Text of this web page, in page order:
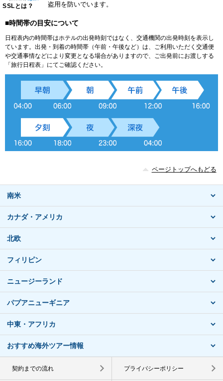
SSLとは？
盗用を防いでいます。
■時間帯の目安について
日程表内の時間帯はホテルの出発時刻ではなく、交通機関の出発時刻を表示し
ています。出発・到着の時間帯（午前・午後など）は、ご利用いただく交通便
や交通事情などにより変更となる場合がありますので、ご出発前にお渡しする
「旅行日程表」にてご確認ください。
ページトップへもどる
南米
カナダ・アメリカ
北欧
フィリピン
ニュージーランド
パプアニューギニア
中東・アフリカ
おすすめ海外ツアー情報
契約までの流れ プライバシーポリシー